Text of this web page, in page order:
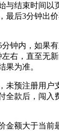
与结束时间以
最后3分钟出
钟内，如果
右，直至无
果为准。
未预注册用户
全款后，闯入
金额大于当前